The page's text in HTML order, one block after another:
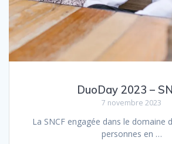
DuoDay 2023 –
7 novembre 2023
La SNCF engagée dans le domaine
personnes en …